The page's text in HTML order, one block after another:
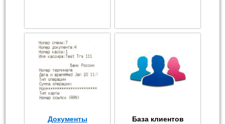
Документы База клиентов